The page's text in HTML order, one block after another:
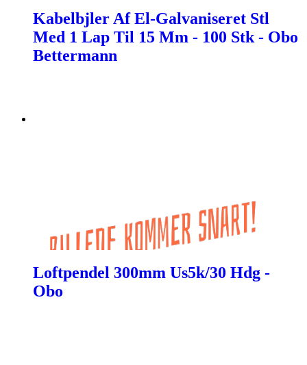
Kabelbjler Af El-Galvaniseret Stl
Med 1 Lap Til 15 Mm - 100 Stk - Obo
Bettermann
Loftpendel 300mm Us5k/30 Hdg -
Obo